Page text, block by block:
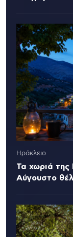
Ηράκλειο
Τα χωριά της
Αύγουστο